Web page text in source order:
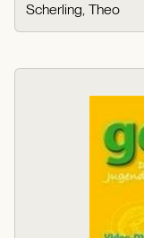
Scherling, Theo